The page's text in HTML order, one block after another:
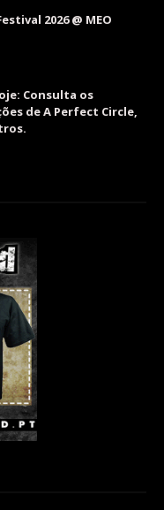
2026 @ MEO
Consulta os
de A Perfect Circle,